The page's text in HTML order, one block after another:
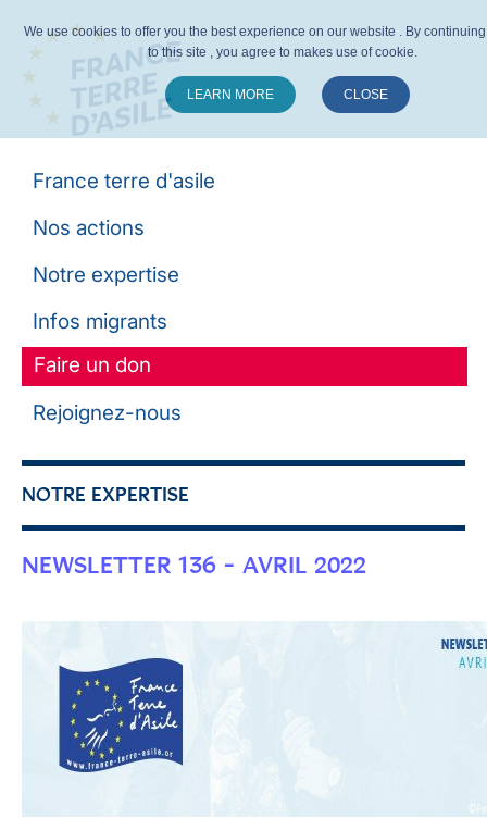
France terre d'asile
Nos actions
Notre expertise
Infos migrants
Faire un don
Rejoignez-nous
NOTRE EXPERTISE
NEWSLETTER 136 - AVRIL 2022
We use cookies to offer you the best experience on our website . By
to this site , you agree to makes use of cookie.
LEARN MORE CLOSE